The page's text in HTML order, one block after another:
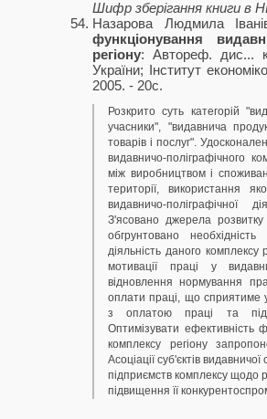
Шифр зберігання книги в
Назарова Людмила
функціонування
регіону: Автореф. дис...
України; Інститут
2005. - 20с.
Розкрито суть категорій
учасники", "видавнича
товарів і послуг".
видавничо-поліграфічного
між виробництвом і
території, використання
видавничо-поліграфічної
З'ясовано джерела розвитку
обгрунтовано
діяльність даного
мотивації праці у
відновлення нормування
оплати праці, що сприятиме
з оплатою праці та
Оптимізувати ефективність
комплексу регіону
Асоціації суб'єктів
підприємств комплексу щодо
підвищення її